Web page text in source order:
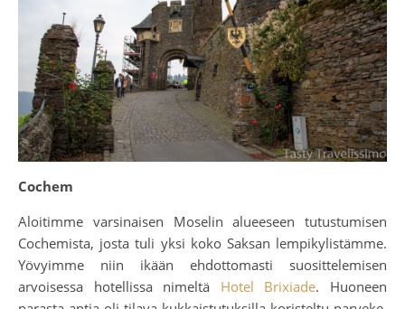
Cochem
Aloitimme varsinaisen Moselin alueeseen tutustumisen
Cochemista, josta tuli yksi koko Saksan lempikylistämme.
Yövyimme niin ikään ehdottomasti suosittelemisen
arvoisessa hotellissa nimeltä Hotel Brixiade. Huoneen